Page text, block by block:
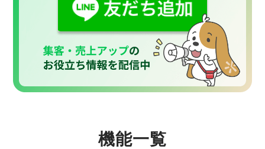
機能一覧